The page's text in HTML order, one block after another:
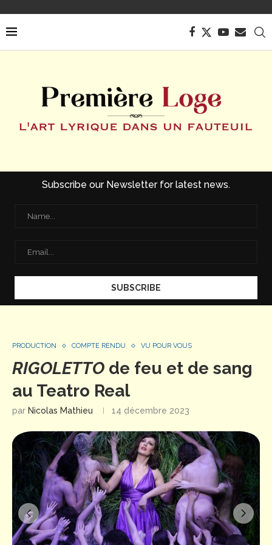
Subscribe our Newsletter for latest news.
PRODUCTION COMPTE RENDU VU POUR VOUS
RIGOLETTO de feu et de sang
au Teatro Real
par Nicolas Mathieu 14 décembre 2023